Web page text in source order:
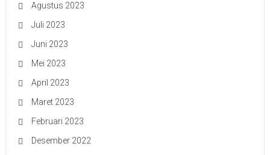
Agustus 2023
Juli 2023
Juni 2023
Mei 2023
April 2023
Maret 2023
Februari 2023
Desember 2022